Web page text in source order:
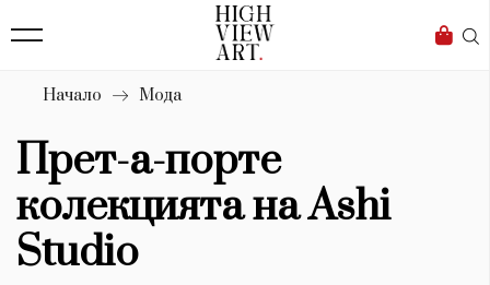
Бизнес
Мода
Dialogue
Изкуство
4340
Начало Мода
Прет-а-порте
колекцията на Ashi
Studio